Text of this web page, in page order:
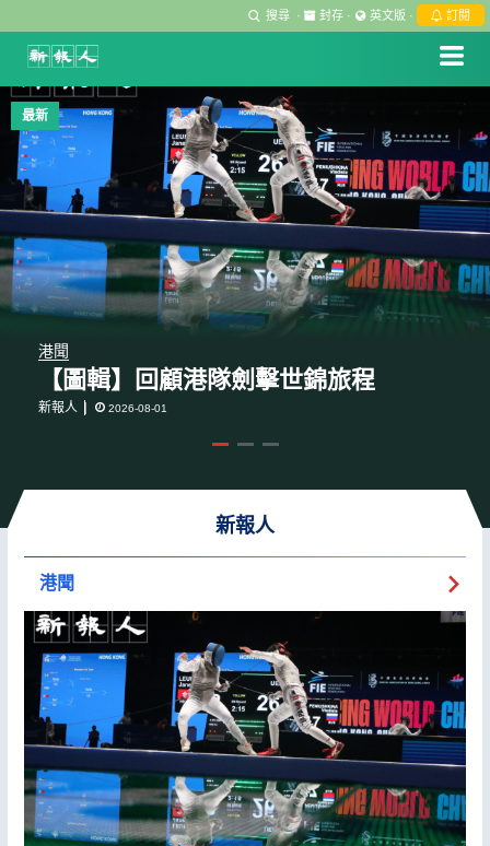
搜尋 · 封存 · 英文版 · 訂閱
最新
港聞
【圖輯】回顧港隊劍擊世錦旅程
新報人 2026-08-01
最新
港聞
劍擊世錦賽｜蔡俊彥能否出戰亞運個人
賽成問號 港隊總教練：如醫生話可...
新報人 2026-07-30
最新
港聞
劍擊世錦賽｜女花港隊16強出局 兩女
將受傷棄權尾場名次賽
新報人 2026-07-30
新報人
港聞